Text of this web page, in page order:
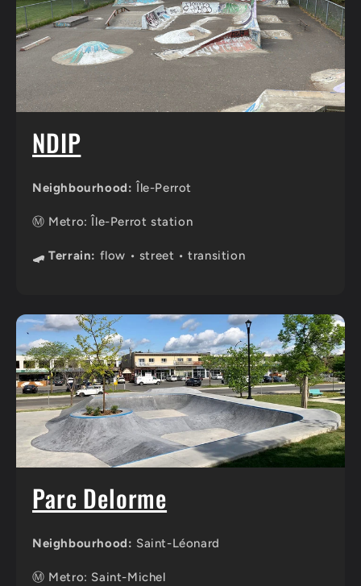
NDIP
Neighbourhood: Île-Perrot
Ⓜ️ Metro: Île-Perrot station
🛹 Terrain: flow • street • transition
Parc Delorme
Neighbourhood: Saint-Léonard
Ⓜ️ Metro: Saint-Michel